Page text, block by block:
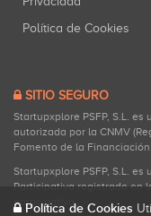
Política de Cookies
SITIO SEGURO
Startupxplore PSFP, S.L.
autorizada por la CNMV
Fomento de la
Startupxplore PSFP, S.L.
Participativa registrado en
participativa.
Política de Cookies